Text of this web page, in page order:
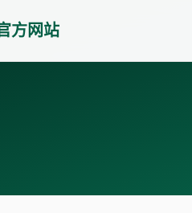
方网站